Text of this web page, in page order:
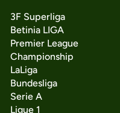
3F Superliga
Betinia LIGA
Premier League
Championship
LaLiga
Bundesliga
Serie A
Ligue 1